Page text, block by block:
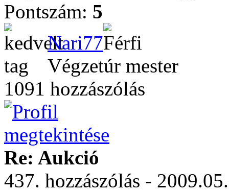
Pontszám: 5
Nari77
Végzetúr mester
1091 hozzászólás
Re: Aukció
437. hozzászólás -